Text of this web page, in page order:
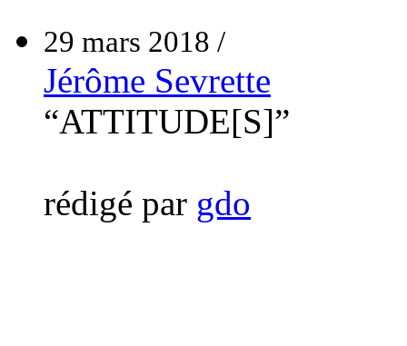
29 mars 2018 /
Jérôme Sevrette
“ATTITUDE[S]”
rédigé par gdo